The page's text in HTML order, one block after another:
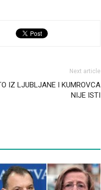
Next article
IZ LJUBLJANE I KUMROVCA
NIJE ISTI